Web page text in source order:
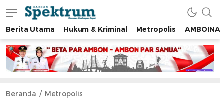
spektrumonline.com
Berita Utama Hukum & Kriminal Metropolis AMBOINA
Beranda Metropolis